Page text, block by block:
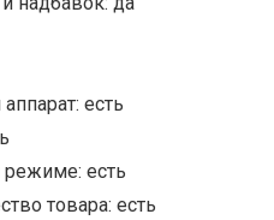
есть
режиме: есть
товара: есть